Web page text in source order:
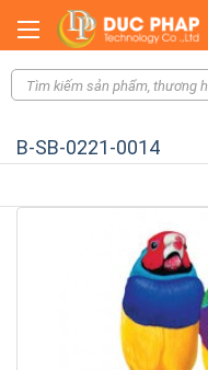
B-SB-0221-0014